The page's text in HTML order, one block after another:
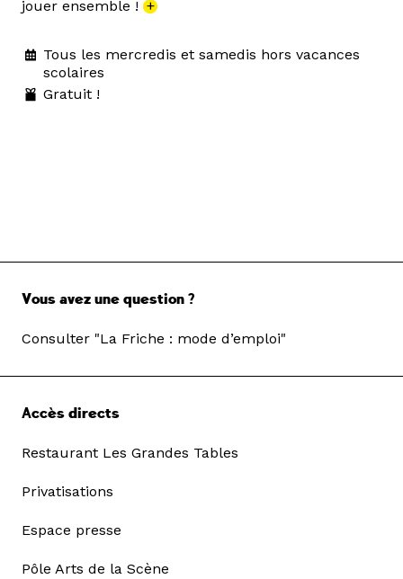
jouer ensemble ! +
Tous les mercredis et samedis hors vacances
scolaires
Gratuit !
Vous avez une question ?
Consulter "La Friche : mode d’emploi"
Accès directs
Restaurant Les Grandes Tables
Privatisations
Espace presse
Pôle Arts de la Scène